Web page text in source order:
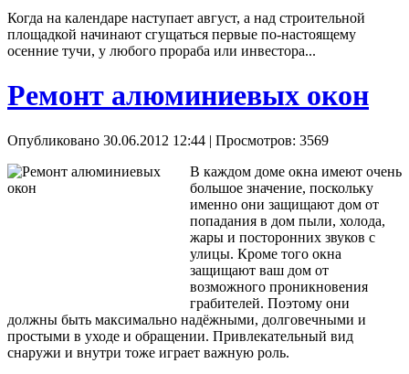
Когда на календаре наступает август, а над строительной
площадкой начинают сгущаться первые по-настоящему
осенние тучи, у любого прораба или инвестора...
Ремонт алюминиевых окон
Опубликовано 30.06.2012 12:44 | Просмотров: 3569
В каждом доме окна имеют очень
большое значение, поскольку
именно они защищают дом от
попадания в дом пыли, холода,
жары и посторонних звуков с
улицы. Кроме того окна
защищают ваш дом от
возможного проникновения
грабителей. Поэтому они
должны быть максимально надёжными, долговечными и
простыми в уходе и обращении. Привлекательный вид
снаружи и внутри тоже играет важную роль.